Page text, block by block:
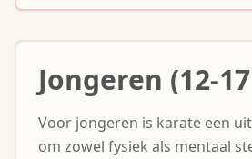
Jongeren (12-
Voor jongeren is karate een
om zowel fysiek als mentaal